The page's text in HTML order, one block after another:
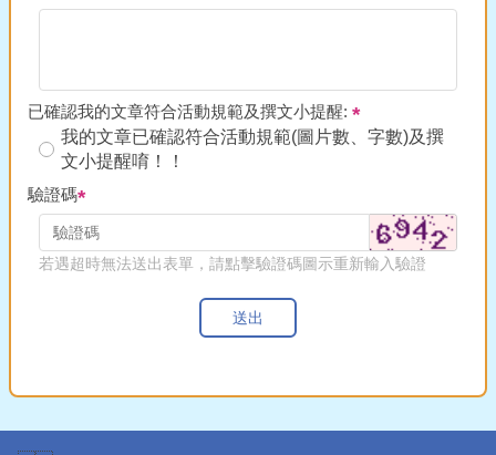
已確認我的文章符合活動規範及撰文小提醒:
我的文章已確認符合活動規範(圖片數、字數)及撰
文小提醒唷！！
驗證碼
若遇超時無法送出表單，請點擊驗證碼圖示重新輸入驗證
送出